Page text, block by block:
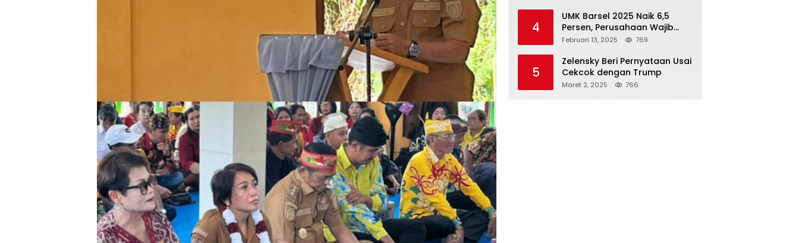
4
UMK Barsel 2025 Naik 6,5
Persen, Perusahaan Wajib
Taat
Februari 13, 2025 769
5
Zelensky Beri Pernyataan Usai
Cekcok dengan Trump
Maret 2, 2025 766